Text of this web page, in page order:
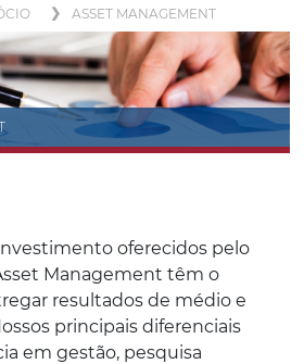
ASSET MANAGEMENT
oferecidos pelo
Management têm o
resultados de médio e
principais diferenciais
em gestão, pesquisa